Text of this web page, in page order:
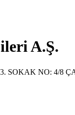
A.Ş.
SOKAK NO: 4/8